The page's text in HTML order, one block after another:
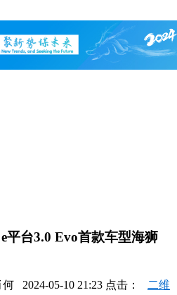
平台3.0 Evo首款车型海狮
何 2024-05-10 21:23 点击： 二维